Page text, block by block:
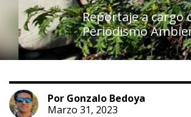
Reportaje a cargo
Periodismo
Por Gonzalo Bedoya
Marzo 31, 2023